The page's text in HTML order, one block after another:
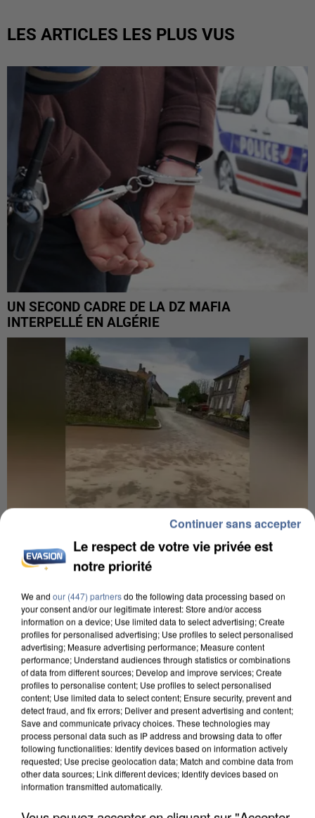
LES ARTICLES LES PLUS VUS
UN SECOND CADRE DE LA DZ MAFIA
INTERPELLÉ EN ALGÉRIE
UNE TOURISTE DE L’OISE EMPORTÉE PAR UNE
COULÉE DE BOUE EN HAUTE-SAVOIE
Le respect de votre vie privée est
notre priorité
We and our (447) partnersdo the following data processing based on
your consent and/or our legitimate interest: Store and/or access
information on a device; Use limited data to select advertising; Create
profiles for personalised advertising; Use profiles to select personalised
advertising; Measure advertising performance; Measure content
performance; Understand audiences through statistics or combinations
of data from different sources; Develop and improve services; Create
profiles to personalise content; Use profiles to select personalised
content; Use limited data to select content; Ensure security, prevent and
detect fraud, and fix errors; Deliver and present advertising and content;
Save and communicate privacy choices. These technologies may
process personal data such as IP address and browsing data to offer
following functionalities: Identify devices based on information actively
requested; Use precise geolocation data; Match and combine data from
other data sources; Link different devices; Identify devices based on
information transmitted automatically.
Continuer sans accepter